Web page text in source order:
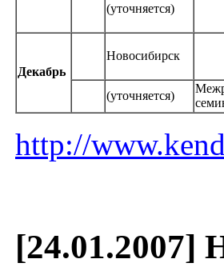
(уточняется)
Декабрь
Новосибирск
(уточняется)
http://
[24.01.2007]